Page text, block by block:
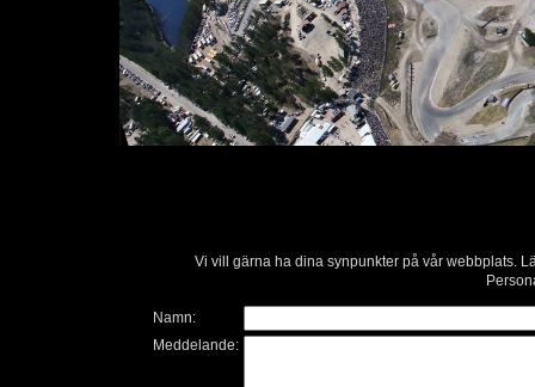
Vi vill gärna ha dina synpunkter på vår webbplats.
Namn:
Meddelande: